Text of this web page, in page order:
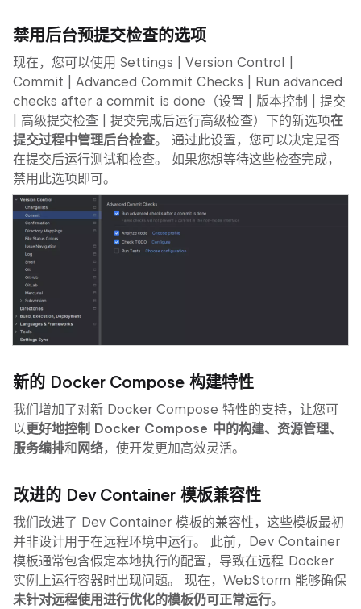
禁用后台预提交检查的选项
现在，您可以使用Settings | Version Control |
Commit | Advanced Commit Checks | Run advanced
checks after a commit is done （设置 | 版本控制 | 提交
| 高级提交检查 | 提交完成后运行高级检查）下的新选项在
提交过程中管理后台检查。 通过此设置，您可以决定是否
在提交后运行测试和检查。 如果您想等待这些检查完成，
禁用此选项即可。
新的 Docker Compose 构建特性
我们增加了对新 Docker Compose 特性的支持，让您可
以更好地控制 Docker Compose 中的构建、资源管理、
服务编排和 网络，使开发更加高效灵活。
改进的 Dev Container 模板兼容性
我们改进了 Dev Container 模板的兼容性，这些模板最初
并非设计用于在远程环境中运行。 此前，Dev Container
模板通常包含假定本地执行的配置，导致在远程 Docker
实例上运行容器时出现问题。 现在，WebStorm 能够确保
未针对远程使用进行优化的模板仍可正常运行。